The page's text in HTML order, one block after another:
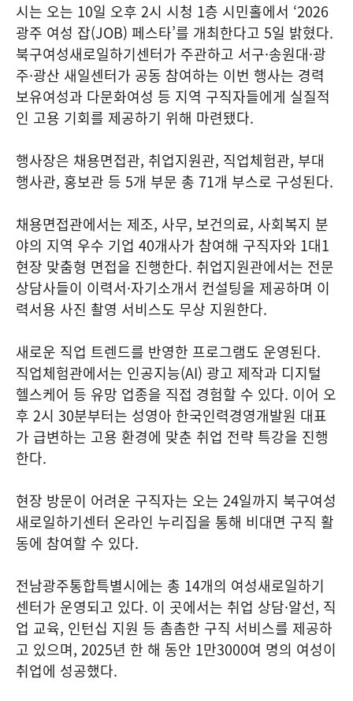
시는 오는 10일 오후 2시 시청 1층 시민홀에서 ‘2026
광주 여성 잡(JOB) 페스타’를 개최한다고 5일 밝혔다.
북구여성새로일하기센터가 주관하고 서구·송원대·광
주·광산 새일센터가 공동 참여하는 이번 행사는 경력
보유여성과 다문화여성 등 지역 구직자들에게 실질적
인 고용 기회를 제공하기 위해 마련됐다.
행사장은 채용면접관, 취업지원관, 직업체험관, 부대
행사관, 홍보관 등 5개 부문 총 71개 부스로 구성된다.
채용면접관에서는 제조, 사무, 보건의료, 사회복지 분
야의 지역 우수 기업 40개사가 참여해 구직자와 1대1
현장 맞춤형 면접을 진행한다. 취업지원관에서는 전문
상담사들이 이력서·자기소개서 컨설팅을 제공하며 이
력서용 사진 촬영 서비스도 무상 지원한다.
새로운 직업 트렌드를 반영한 프로그램도 운영된다.
직업체험관에서는 인공지능(AI) 광고 제작과 디지털
헬스케어 등 유망 업종을 직접 경험할 수 있다. 이어 오
후 2시 30분부터는 성영아 한국인력경영개발원 대표
가 급변하는 고용 환경에 맞춘 취업 전략 특강을 진행
한다.
현장 방문이 어려운 구직자는 오는 24일까지 북구여성
새로일하기센터 온라인 누리집을 통해 비대면 구직 활
동에 참여할 수 있다.
전남광주통합특별시에는 총 14개의 여성새로일하기
센터가 운영되고 있다. 이 곳에서는 취업 상담·알선, 직
업 교육, 인턴십 지원 등 촘촘한 구직 서비스를 제공하
고 있으며, 2025년 한 해 동안 1만3000여 명의 여성이
취업에 성공했다.